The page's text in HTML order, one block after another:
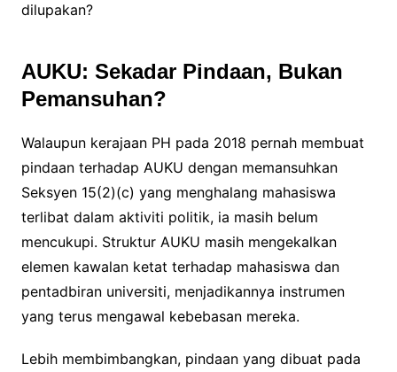
dilupakan?
AUKU: Sekadar Pindaan, Bukan
Pemansuhan?
Walaupun kerajaan PH pada 2018 pernah membuat
pindaan terhadap AUKU dengan memansuhkan
Seksyen 15(2)(c) yang menghalang mahasiswa
terlibat dalam aktiviti politik, ia masih belum
mencukupi. Struktur AUKU masih mengekalkan
elemen kawalan ketat terhadap mahasiswa dan
pentadbiran universiti, menjadikannya instrumen
yang terus mengawal kebebasan mereka.
Lebih membimbangkan, pindaan yang dibuat pada